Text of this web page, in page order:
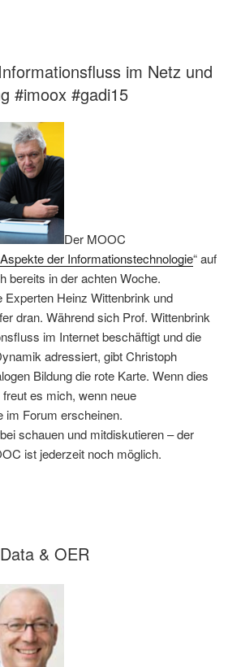
im Netz und
#imoox #gadi15
Der MOOC
der Informationstechnologie“ auf
bereits in der achten Woche.
Experten Heinz Wittenbrink und
dran. Während sich Prof. Wittenbrink
im Internet beschäftigt und die
adressiert, gibt Christoph
Bildung die rote Karte. Wenn dies
es mich, wenn neue
im Forum erscheinen.
schauen und mitdiskutieren – der
ist jederzeit noch möglich.
& OER